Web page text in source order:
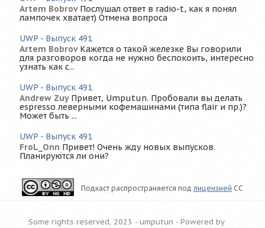
Artem Bobrov Послушал ответ в radio-t, как я понял
лампочек хватает) Отмена вопроса
UWP - Выпуск 491
Artem Bobrov Кажется о такой железке Вы говорили
для разговоров когда не нужно беспокоить, интересно
узнать как с...
UWP - Выпуск 491
Andrew Zuy Привет, Umputun. Пробовали вы делать
espresso леверными кофемашинами (типа flair и пр.)?
Может быть ...
UWP - Выпуск 491
FroL_Onn Привет! Очень жду новых выпусков.
Планируются ли они?
Подкаст распространяется под лицензией CC
Some rights reserved, 2025 - umputun - Powered by